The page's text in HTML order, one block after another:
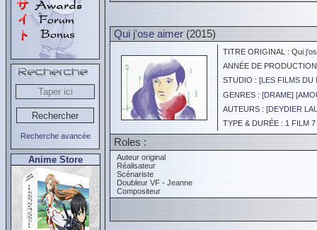
Recherche avancée
Anime Store
Qui j'ose aimer (2015)
TITRE ORIGINAL : Qui
ANNÉE DE
STUDIO : [LES FILMS DU
GENRES : [DRAME] [
AUTEURS : [DEYDIER
TYPE & DURÉE : 1 FILM
Roles :
Auteur original
Réalisateur
Scénariste
Doubleur VF - Jeanne
Compositeur